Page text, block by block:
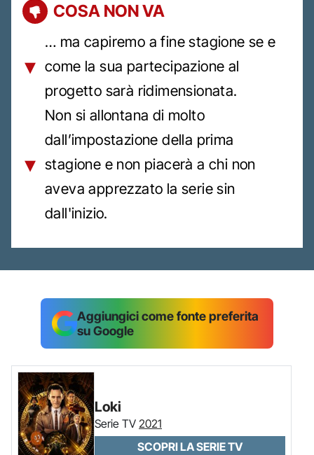
COSA NON VA
… ma capiremo a fine stagione se e
come la sua partecipazione al
progetto sarà ridimensionata.
Non si allontana di molto
dall’impostazione della prima
stagione e non piacerà a chi non
aveva apprezzato la serie sin
dall'inizio.
Aggiungici come fonte preferita
su Google
Loki
Serie TV 2021
SCOPRI LA SERIE TV